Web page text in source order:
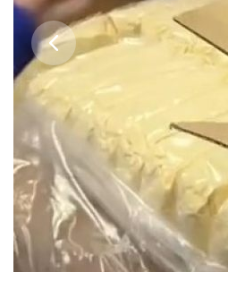
АДРЕС
141221, Московская обл.,
ТЕЛЕФОНЫ
+7 (495) 940 83 58 -
info@rguts.ru
obrashenia@rguts.ru
priem@rguts.ru - Приемная
ГРАФИК И РЕЖИМ РАБОТЫ
пн-чт: с 09:00 до 18:00;
пт: с 09:00 до 16:45;
сб-вс: выходной